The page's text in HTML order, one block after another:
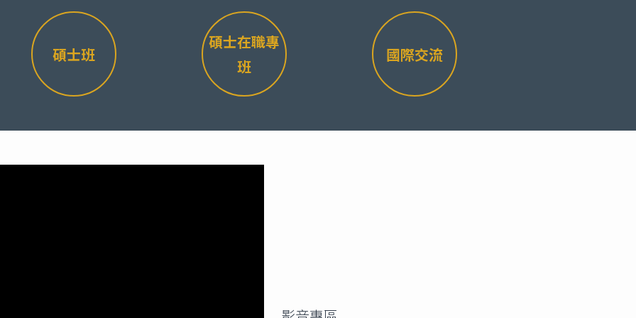
碩士班
碩士在職專
班
國際交流